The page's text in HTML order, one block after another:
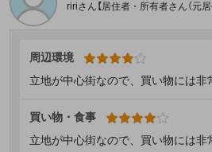
ririさん【居住者・所有者さん（元
周辺環境
立地が中心街なので、買い物には非
買い物・食事
立地が中心街なので、買い物には非